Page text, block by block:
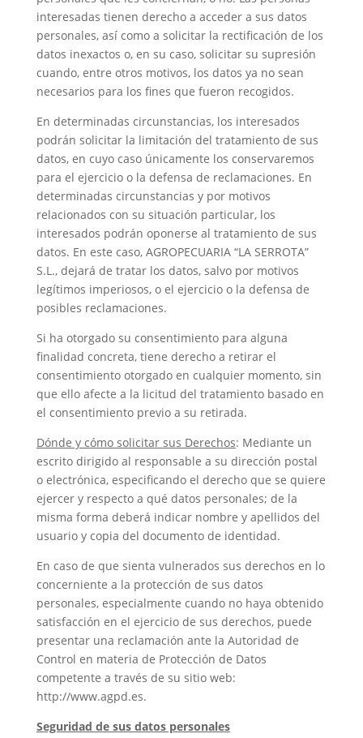
interesadas tienen derecho a acceder a sus datos
personales, así como a solicitar la rectificación de los
datos inexactos o, en su caso, solicitar su supresión
cuando, entre otros motivos, los datos ya no sean
necesarios para los fines que fueron recogidos.
En determinadas circunstancias, los interesados
podrán solicitar la limitación del tratamiento de sus
datos, en cuyo caso únicamente los conservaremos
para el ejercicio o la defensa de reclamaciones. En
determinadas circunstancias y por motivos
relacionados con su situación particular, los
interesados podrán oponerse al tratamiento de sus
datos. En este caso, AGROPECUARIA “LA SERROTA”
S.L., dejará de tratar los datos, salvo por motivos
legítimos imperiosos, o el ejercicio o la defensa de
posibles reclamaciones.
Si ha otorgado su consentimiento para alguna
finalidad concreta, tiene derecho a retirar el
consentimiento otorgado en cualquier momento, sin
que ello afecte a la licitud del tratamiento basado en
el consentimiento previo a su retirada.
Dónde y cómo solicitar sus Derechos: Mediante un
escrito dirigido al responsable a su dirección postal
o electrónica, especificando el derecho que se quiere
ejercer y respecto a qué datos personales; de la
misma forma deberá indicar nombre y apellidos del
usuario y copia del documento de identidad.
En caso de que sienta vulnerados sus derechos en lo
concerniente a la protección de sus datos
personales, especialmente cuando no haya obtenido
satisfacción en el ejercicio de sus derechos, puede
presentar una reclamación ante la Autoridad de
Control en materia de Protección de Datos
competente a través de su sitio web:
http://www.agpd.es.
Seguridad de sus datos personales